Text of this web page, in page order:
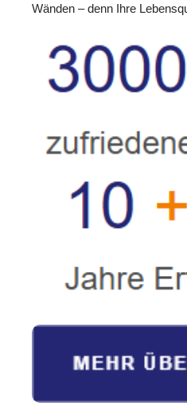
Wänden – denn Ihre